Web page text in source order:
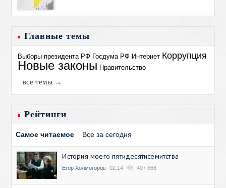
Главные темы
Выборы президента РФ Госдума РФ Интернет Коррупция
Новые законы Правительство
все темы →
Рейтинги
Самое читаемое Все за сегодня
История моего пятидесятисемитства
Егор Холмогоров 02:14 407 866